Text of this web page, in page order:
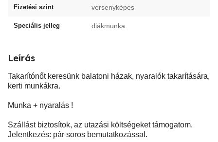
Fizetési szint versenyképes
Speciális jelleg diákmunka
Leírás
Takarítónőt keresünk balatoni házak, nyaralók takarítására,
kerti munkákra.
Munka + nyaralás !
Szállást biztosítok, az utazási költségeket támogatom.
Jelentkezés: pár soros bemutatkozással.